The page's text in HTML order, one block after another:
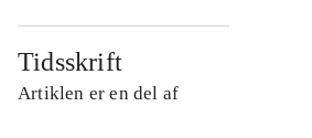
Tidsskrift
Artiklen er en del af